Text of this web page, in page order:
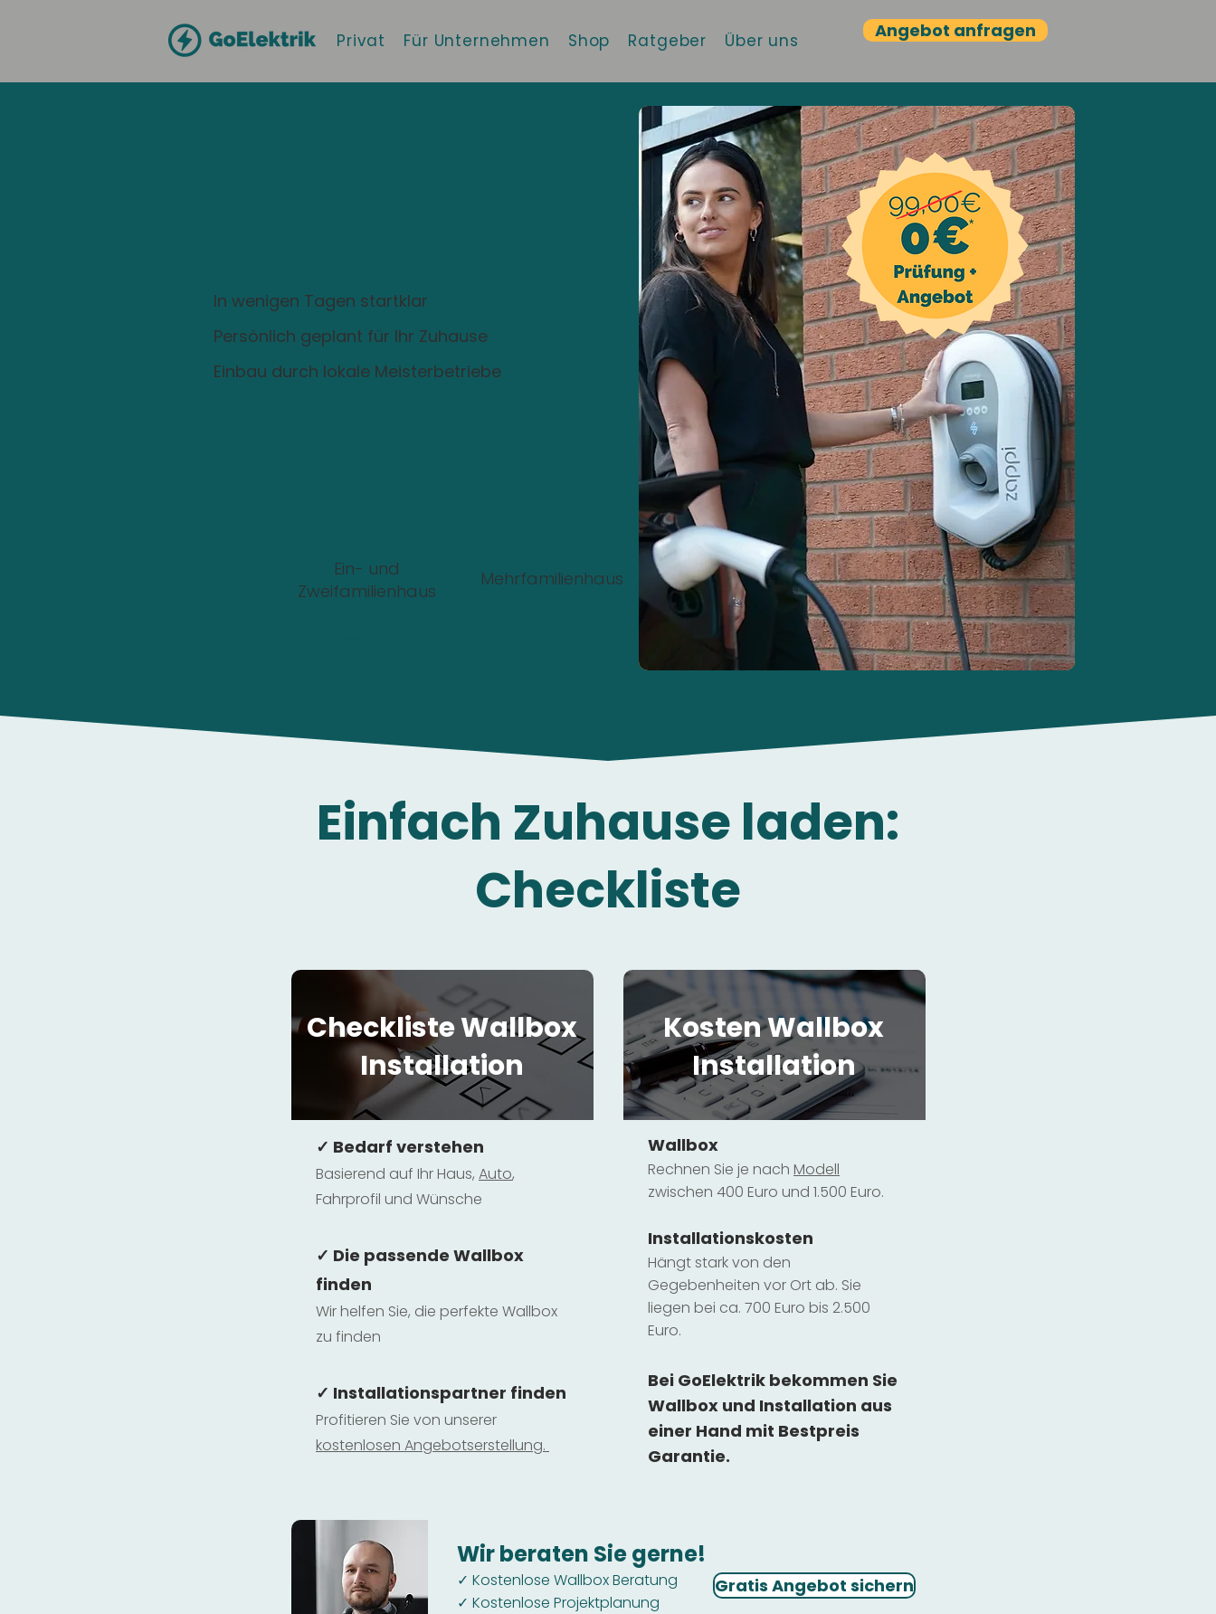
Privat Für Unternehmen Shop Ratgeber Über uns Angebot anfragen
In wenigen Tagen startklar
Persönlich geplant für Ihr Zuhause
Einbau durch lokale Meisterbetriebe
Ein- und
Zweifamilienhaus
Mehrfamilienhaus
Einfach Zuhause laden:
Checkliste
Checkliste Wallbox
Installation
✓ Bedarf verstehen
Basierend auf Ihr Haus, Auto,
Fahrprofil und Wünsche
✓ Die passende Wallbox
finden
Wir helfen Sie, die perfekte Wallbox
zu finden
✓ Installationspartner finden
Profitieren Sie von unserer
kostenlosen Angebotserstellung.
Kosten Wallbox
Installation
Wallbox
Rechnen Sie je nach Modell
zwischen 400 Euro und 1.500 Euro.
Installationskosten
Hängt stark von den
Gegebenheiten vor Ort ab. Sie
liegen bei ca. 700 Euro bis 2.500
Euro.
Bei GoElektrik bekommen Sie
Wallbox und Installation aus
einer Hand mit Bestpreis
Garantie.
Wir beraten Sie gerne!
✓ Kostenlose Wallbox Beratung
✓ Kostenlose Projektplanung
Gratis Angebot sichern